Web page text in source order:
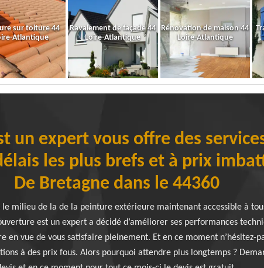
sur toiture 44
Atlantique
Ravalement de façade 44
Loire-Atlantique
Rénovation de maison 44
Loire-Atlantique
un expert vous offre des
les plus brefs et à prix
De Bretagne dans le 44360
le milieu de la de la peinture extérieure maintenant accessible à
est un expert a décidé d’améliorer ses performances
en vue de vous satisfaire pleinement. Et en ce moment n’hésitez-
à des prix fous. Alors pourquoi attendre plus longtemps ?